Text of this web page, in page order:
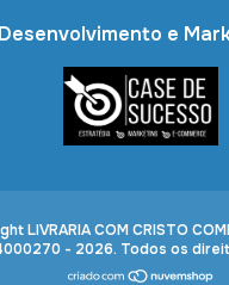
Desenvolvimento e
LIVRARIA COM CRISTO
- 2026. Todos os